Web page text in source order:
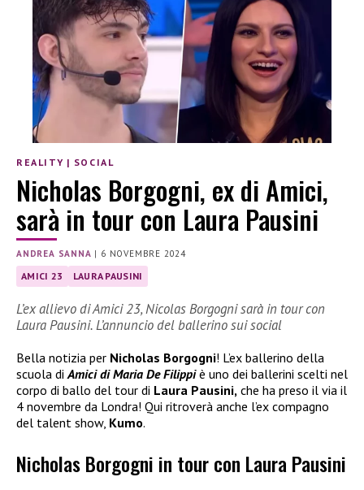
REALITY | SOCIAL
Nicholas Borgogni, ex di Amici,
sarà in tour con Laura Pausini
ANDREA SANNA | 6 NOVEMBRE 2024
AMICI 23 LAURA PAUSINI
L’ex allievo di Amici 23, Nicolas Borgogni sarà in tour con
Laura Pausini. L’annuncio del ballerino sui social
Bella notizia per Nicholas Borgogni! L’ex ballerino della
scuola di Amici di Maria De Filippiè uno dei ballerini scelti nel
corpo di ballo del tour di Laura Pausini, che ha preso il via il
4 novembre da Londra! Qui ritroverà anche l’ex compagno
del talent show, Kumo.
Nicholas Borgogni in tour con Laura Pausini